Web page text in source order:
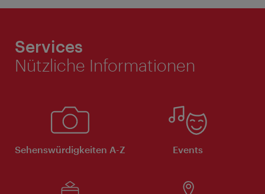
Services
Nützliche Informationen
Sehenswürdigkeiten A-Z Events